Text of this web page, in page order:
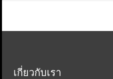
เกี่ยวกับเรา